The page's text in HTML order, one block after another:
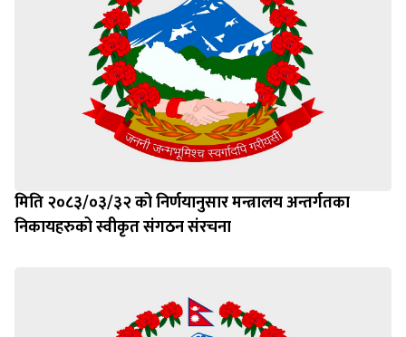
मिति २०८३/०३/३२ को निर्णयानुसार मन्त्रालय अन्तर्गतका
निकायहरुको स्वीकृत संगठन संरचना